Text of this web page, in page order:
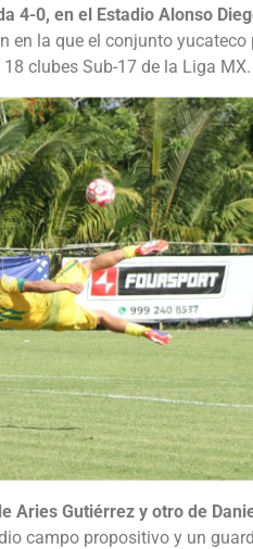
4-0, en el Estadio Alonso
en la que el conjunto
clubes Sub-17 de la Liga MX.
Aries Gutiérrez y otro de
campo propositivo y un